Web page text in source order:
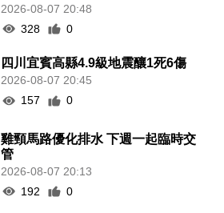
2026-08-07 20:48
328
0
四川宜賓高縣4.9級地震釀1死6傷
2026-08-07 20:45
157
0
雞頸馬路優化排水 下週一起臨時交
管
2026-08-07 20:13
192
0